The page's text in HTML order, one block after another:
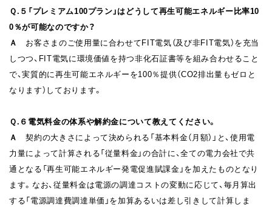
Ｑ.５ 「プレミアム100プラン」はどうして再生可能エネルギー比率10
0％が可能なのですか？
Ａ お客さまのご使用量に合わせてFIT電気（及び非FIT電気）を充当
しつつ、FIT電気に環境価値を持つ非化石証書等を組み合わせること
で、実質的に再生可能エネルギーを100％提供（CO2排出量もゼロと
なります）しております。
Ｑ.６ 電気料金の体系や解約金について教えてください。
Ａ契約の大きさによって決められる「基本料金（月額）」と、使用電
力量によって計算される「従量料金」の合計に、全ての電力会社で共
通となる「再生可能エネルギー発電促進賦課金」を加えたものとなり
ます。なお、従量料金は電源の調達コストの変動に応じて、毎月算出
する「電源調達費調達単価」を加算あるいは差し引きして計算しま